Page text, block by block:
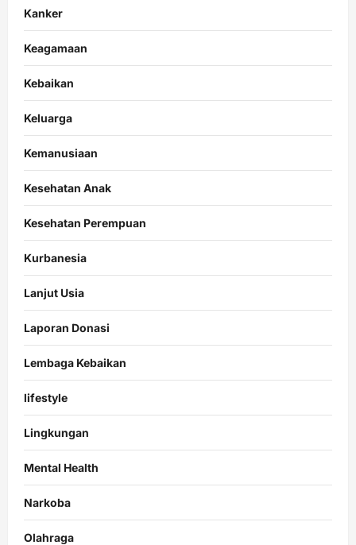
Kanker
Keagamaan
Kebaikan
Keluarga
Kemanusiaan
Kesehatan Anak
Kesehatan Perempuan
Kurbanesia
Lanjut Usia
Laporan Donasi
Lembaga Kebaikan
lifestyle
Lingkungan
Mental Health
Narkoba
Olahraga